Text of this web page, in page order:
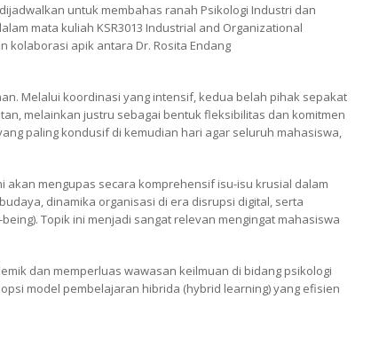
untuk membahas ranah Psikologi Industri dan
mata kuliah KSR3013 Industrial and Organizational
kolaborasi apik antara Dr. Rosita Endang
Melalui koordinasi yang intensif, kedua belah pihak sepakat
melainkan justru sebagai bentuk fleksibilitas dan komitmen
paling kondusif di kemudian hari agar seluruh mahasiswa,
mengupas secara komprehensif isu-isu krusial dalam
dinamika organisasi di era disrupsi digital, serta
Topik ini menjadi sangat relevan mengingat mahasiswa
dan memperluas wawasan keilmuan di bidang psikologi
model pembelajaran hibrida (hybrid learning) yang efisien